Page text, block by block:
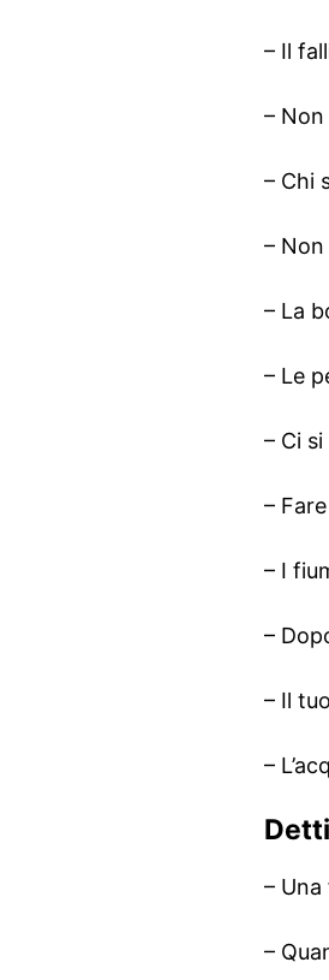
– Il
–
– Chi
–
– La
– Le
– Ci
–
– I
–
– Il
–
–
–